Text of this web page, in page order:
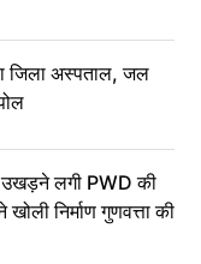
जिला अस्पताल, जल
लगी PWD की
निर्माण गुणवत्ता की